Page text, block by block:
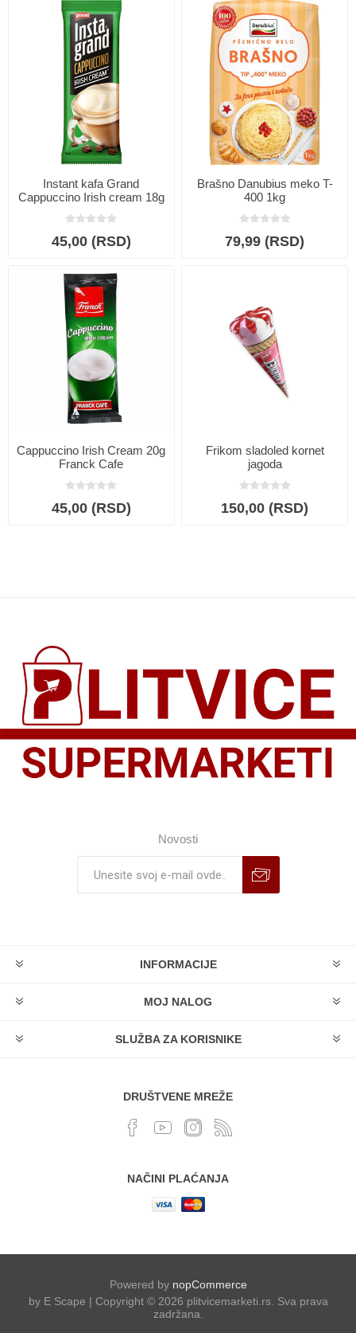
Instant kafa Grand
Cappuccino Irish cream 18g
45,00 (RSD)
Brašno Danubius meko T-
400 1kg
79,99 (RSD)
Cappuccino Irish Cream 20g
Franck Cafe
45,00 (RSD)
Frikom sladoled kornet
jagoda
150,00 (RSD)
Novosti
INFORMACIJE
MOJ NALOG
SLUŽBA ZA KORISNIKE
DRUŠTVENE MREŽE
NAČINI PLAĆANJA
Powered by nopCommerce
by E Scape | Copyright © 2026 plitvicemarketi.rs. Sva prava
zadržana.